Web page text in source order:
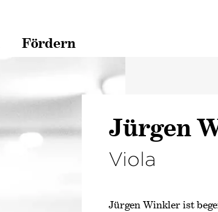
Fördern
Jürgen
Viola
Jürgen Winkler ist